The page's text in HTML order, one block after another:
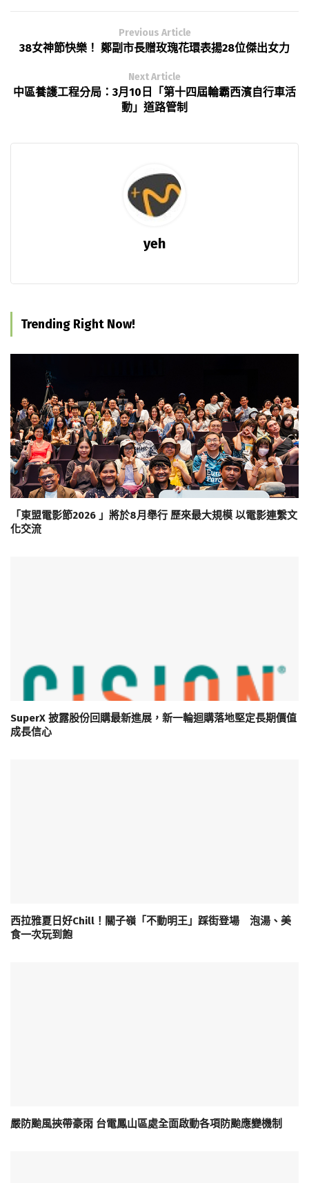
Previous Article
38女神節快樂！ 鄭副市長贈玫瑰花環表揚28位傑出女力
Next Article
中區養護工程分局：3月10日「第十四屆輪霸西濱自行車活
動」道路管制
yeh
Trending Right Now!
「東盟電影節2026 」將於8月舉行 歷來最大規模 以電影連繫文
化交流
SuperX 披露股份回購最新進展，新一輪迴購落地堅定長期價值
成長信心
西拉雅夏日好Chill！關子嶺「不動明王」踩街登場 泡湯、美
食一次玩到飽
嚴防颱風挾帶豪雨 台電鳳山區處全面啟動各項防颱應變機制